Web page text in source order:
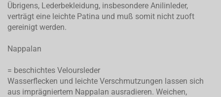
Übrigens, Lederbekleidung, insbesondere Anilinleder,
verträgt eine leichte Patina und muß somit nicht zuoft
gereinigt werden.
Nappalan
= beschichtes Veloursleder
Wasserflecken und leichte Verschmutzungen lassen sich
aus imprägniertem Nappalan ausradieren. Weichen,